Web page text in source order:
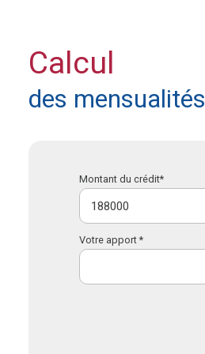
Calcul
des mensualités
Montant du crédit*
Votre apport *